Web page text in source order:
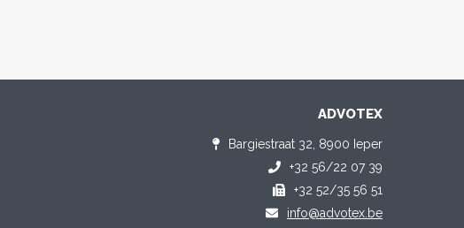
ADVOTEX
Bargiestraat 32, 8900 Ieper
+32 56/22 07 39
+32 52/35 56 51
info@advotex.be